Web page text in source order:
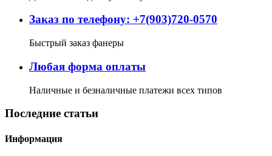
Заказ по телефону: +7(903)720-0570
Быстрый заказ фанеры
Любая форма оплаты
Наличные и безналичные платежи всех типов
Последние статьи
Информация